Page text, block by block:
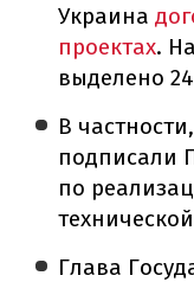
Украина
проектах.
выделено
В
подписали
по
Глава